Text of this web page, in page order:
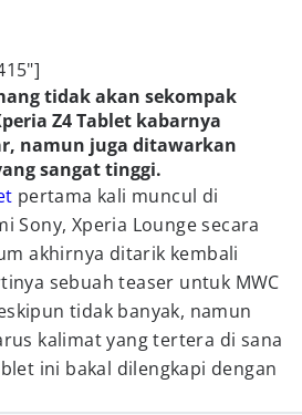
tidak akan sekompak
Z4 Tablet kabarnya
namun juga ditawarkan
sangat tinggi.
pertama kali muncul di
Sony, Xperia Lounge secara
akhirnya ditarik kembali
sebuah teaser untuk MWC
tidak banyak, namun
kalimat yang tertera di sana
ini bakal dilengkapi dengan